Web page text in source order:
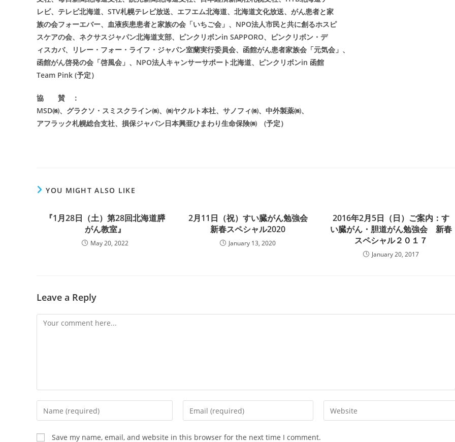
レビ、テレビ北海道、STV札幌テレビ放送、エフエム北海道、北海道文化放送、がん患者と家
族の会フォーエバー、血液疾患患者と家族の会「いちご会」、NPO法人市民と共に創るホスピ
スケアの会、ネクサスジャパン北海道支部、ピンクリボンin SAPPORO、ピンクリボン・デ
ィスカバ、リレー・フォー・ライフ・ジャパン室蘭実行委員会、函館がん患者家族会「元気会」、
函館がん啓発の会「啓風会」、NPO法人キャンサーサポート北海道、ピンクリボンin 函館
Team Pink (予定）
協 賛 ：
MSD㈱、グラクソ・スミスクライン㈱、㈱ヤクルト本社、サノフィ㈱、中外製薬㈱、
アフラック札幌総合支社、損保ジャパン日本興亜ひまわり生命保険㈱ (予定）
YOU MIGHT ALSO LIKE
『1月28日（土）第28回北海道膵
がん教室』
May 20, 2022
2月11日（祝）すい臓がん勉強会
新春スペシャル2020
January 13, 2020
2016年2月5日（日）ご案内：す
い臓がん・胆道がん勉強会 新春
スペシャル２０１７
January 20, 2017
Leave a Reply
Comment
Enter
your
name
Enter
your
Enter
your
Save my name, email, and website in this browser for the next time I comment.